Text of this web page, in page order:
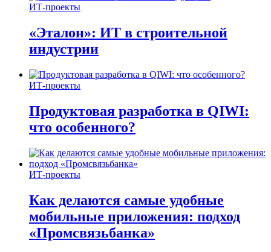
ИТ-проекты
«Эталон»: ИТ в строительной
индустрии
ИТ-проекты
Продуктовая разработка в QIWI:
что особенного?
ИТ-проекты
Как делаются самые удобные
мобильные приложения: подход
«Промсвязьбанка»